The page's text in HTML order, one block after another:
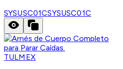
SYSUSC01CSYSUSC01C
TULMEX